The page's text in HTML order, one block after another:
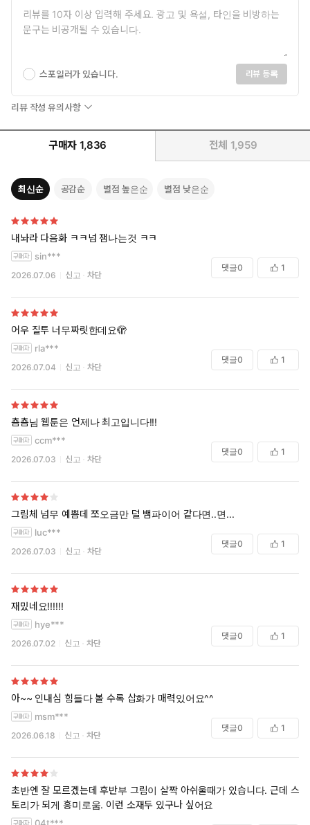
더럽고 천박한 범죄의 소굴, 개미굴.
나는 이곳에서 나고 자란 성골 개미였다.
"그래 봤자 일개미지만."
개미에게 탈출은 허락되지 않는다.
한데 자유를 꿈꾼 대가일까,
돌아온 것은 신분증 대신 소각로의 재가 된 친구였다.
개미굴의 실세, 장희조가 나타났다.
***
“그럼 그쪽이 나 가질래요?”
“난 사랑하는 사람이랑 처음 할 거야.”
매일 유혈 사태를 일으키는 남자의 입에서 나오기엔 너무 낭만적
인 단어 아닌가.
"나는 사랑이 아니라도 돼요."
“글쎄,"
자세가 뒤바뀌는 건 순식간에 벌어진 일이었다.
"지금 네 구멍 보면 내 첫사랑이 될지도 모르지.”
스포일러가 있습니다. 리뷰 등록
리뷰 작성 유의사항
구매자 1,836 전체 1,959
최신순 공감순 별점 높은순 별점 낮은순
내놔라 다음화 ㅋㅋ넘 잼나는것 ㅋㅋ
sin***
2026.07.06 신고 차단
댓글0 1
어우 질투 너무짜릿한데요🫣
rla***
2026.07.04 신고 차단
댓글0 1
춈춈님 웹툰은 언제나 최고입니다!!!
ccm***
2026.07.03 신고 차단
댓글0 1
그림체 넘무 예쁨데 쪼오금만 덜 뱀파이어 같다면..면...
luc***
2026.07.03 신고 차단
댓글0 1
재밌네요!!!!!!
hye***
2026.07.02 신고 차단
댓글0 1
아~~ 인내심 힘들다 볼 수록 삽화가 매력있어요^^
msm***
2026.06.18 신고 차단
댓글0 1
초반엔 잘 모르겠는데 후반부 그림이 살짝 아쉬울때가 있습니다. 근데 스
토리가 되게 흥미로움. 이런 소재두 있구나 싶어요
04t***